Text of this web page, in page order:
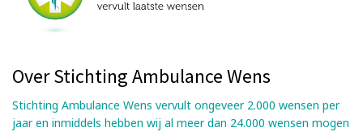
Over Stichting Ambulance Wens
Stichting Ambulance Wens vervult ongeveer 2.000 wensen per
jaar en inmiddels hebben wij al meer dan 24.000 wensen mogen